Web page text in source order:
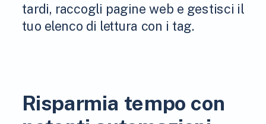
tardi, raccogli pagine web e gestisci il
tuo elenco di lettura con i tag.
Risparmia tempo con